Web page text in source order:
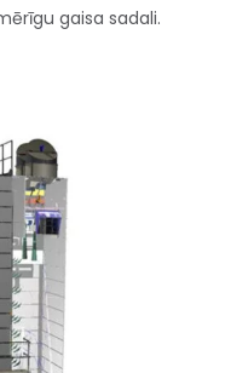
gaisa sadali.